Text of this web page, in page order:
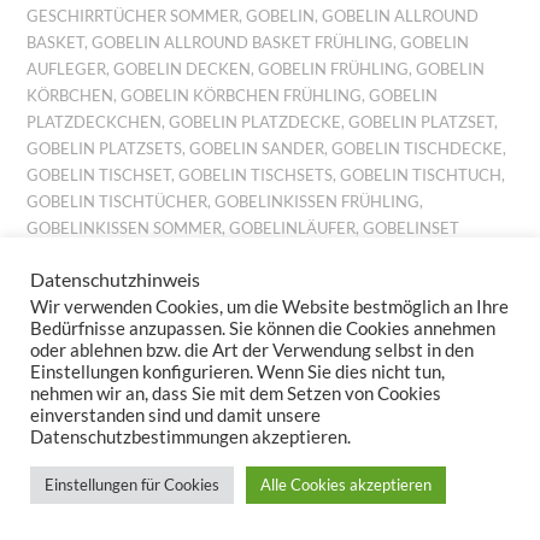
GESCHIRRTÜCHER SOMMER,GOBELIN ,GOBELIN ALLROUND
BASKET,GOBELIN ALLROUND BASKET FRÜHLING,GOBELIN
AUFLEGER,GOBELIN DECKEN ,GOBELIN FRÜHLING,GOBELIN
KÖRBCHEN ,GOBELIN KÖRBCHEN FRÜHLING,GOBELIN
PLATZDECKCHEN ,GOBELIN PLATZDECKE,GOBELIN PLATZSET,
GOBELIN PLATZSETS,GOBELIN SANDER,GOBELIN TISCHDECKE,
GOBELIN TISCHSET,GOBELIN TISCHSETS,GOBELIN TISCHTUCH ,
GOBELIN TISCHTÜCHER,GOBELINKISSEN FRÜHLING,
GOBELINKISSEN SOMMER,GOBELINLÄUFER,GOBELINSET
GOBELINTISCHLÄUFER,
GOBELINTISCHSETS FRÜHLING,JACQUARD DECKCHEN,
JACQUARD FRÜHLING,JACQUARD FRÜHLINGSMOTIV,
JACQUARD KISSEN,JACQUARD KISSENBEZUG,JACQUARD
KISSENBEZÜGE, JACQUARD MITTELDECKE ,JACQUARD
MITTELDECKEN,JACQUARD PLATZDECKCHEN
TISCHBAND,JACQUARD TISCHDECKE,JACQUARD
TISCHDECKEN,JACQUARD TISCHLÄUFER,JACQUARD TISCHSET
JACQUARD TISCHSETS,KISSEN BILLIG,KISSEN FRÜHLING
Datenschutzhinweis
Wir verwenden Cookies, um die Website bestmöglich an Ihre
Bedürfnisse anzupassen. Sie können die Cookies annehmen
oder ablehnen bzw. die Art der Verwendung selbst in den
Einstellungen konfigurieren. Wenn Sie dies nicht tun,
nehmen wir an, dass Sie mit dem Setzen von Cookies
einverstanden sind und damit unsere
Datenschutzbestimmungen akzeptieren.
Einstellungen für Cookies Alle Cookies akzeptieren